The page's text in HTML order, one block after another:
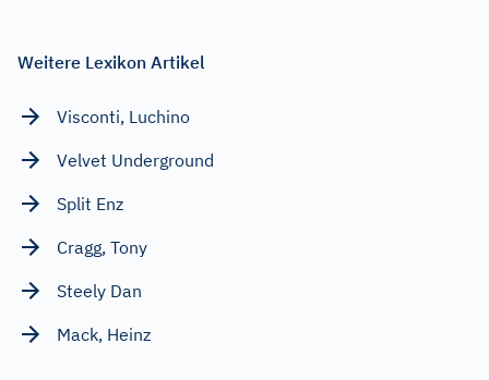
Weitere Lexikon Artikel
Visconti, Luchino
Velvet Underground
Split Enz
Cragg, Tony
Steely Dan
Mack, Heinz